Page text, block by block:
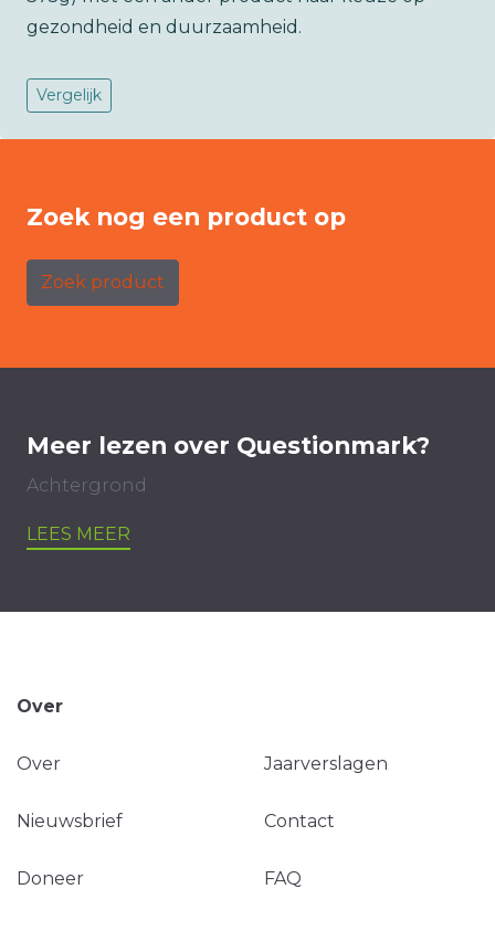
gezondheid en duurzaamheid.
Vergelijk
Zoek nog een product op
Zoek product
Meer lezen over Questionmark?
Achtergrond
LEES MEER
Over
Over Jaarverslagen
Nieuwsbrief Contact
Doneer FAQ